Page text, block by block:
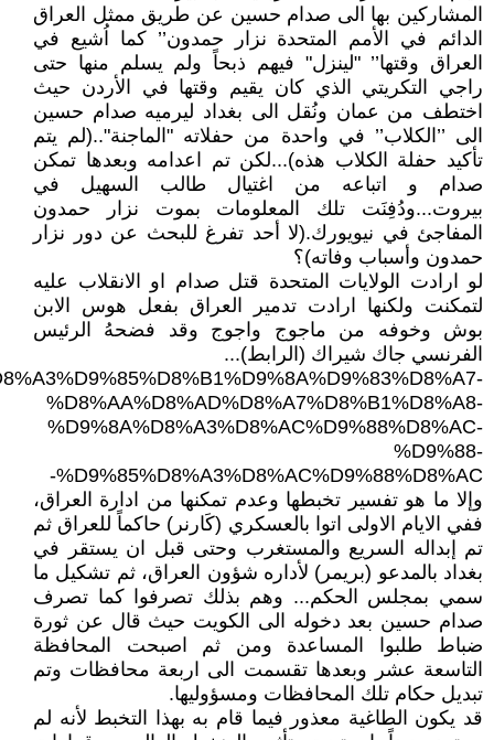
المشاركين بها الى صدام حسين عن طريق ممثل العراق
الدائم في الأمم المتحدة نزار حمدون’’ كما اُشيع في
العراق وقتها’’ "لينزل" فيهم ذبحاً ولم يسلم منها حتى
راجي التكريتي الذي كان يقيم وقتها في الأردن حيث
اختطف من عمان ونُقل الى بغداد ليرميه صدام حسين
الى ’’الكلاب’’ في واحدة من حفلاته "الماجنة"..(لم يتم
تأكيد حفلة الكلاب هذه)...لكن تم اعدامه وبعدها تمكن
صدام و اتباعه من اغتيال طالب السهيل في
بيروت...ودُفِنَت تلك المعلومات بموت نزار حمدون
المفاجئ في نيويورك.(لا أحد تفرغ للبحث عن دور نزار
حمدون وأسباب وفاته)؟
لو ارادت الولايات المتحدة قتل صدام او الانقلاب عليه
لتمكنت ولكنها ارادت تدمير العراق بفعل هوس الابن
بوش وخوفه من ماجوج واجوج وقد فضحهُ الرئيس
الفرنسي جاك شيراك (الرابط)...
%D8%AA%D8%AD%D8%A7%D8%B1%D8%A8-
%D9%8A%D8%A3%D8%AC%D9%88%D8%AC-
%D9%88-
%D9%85%D8%A3%D8%AC%D9%88%D8%AC-
وإلا ما هو تفسير تخبطها وعدم تمكنها من ادارة العراق،
ففي الايام الاولى اتوا بالعسكري (كَارنر) حاكماً للعراق ثم
تم إبداله السريع والمستغرب وحتى قبل ان يستقر في
بغداد بالمدعو (بريمر) لأداره شؤون العراق، ثم تشكيل ما
سمي بمجلس الحكم... وهم بذلك تصرفوا كما تصرف
صدام حسين بعد دخوله الى الكويت حيث قال عن ثورة
ضباط طلبوا المساعدة ومن ثم اصبحت المحافظة
التاسعة عشر وبعدها تقسمت الى اربعة محافظات وتم
تبديل حكام تلك المحافظات ومسؤوليها.
قد يكون الطاغية معذور فيما قام به بهذا التخبط لأنه لم